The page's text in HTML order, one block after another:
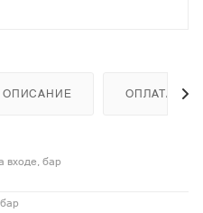
ОПИСАНИЕ ОПЛАТА
входе, бар